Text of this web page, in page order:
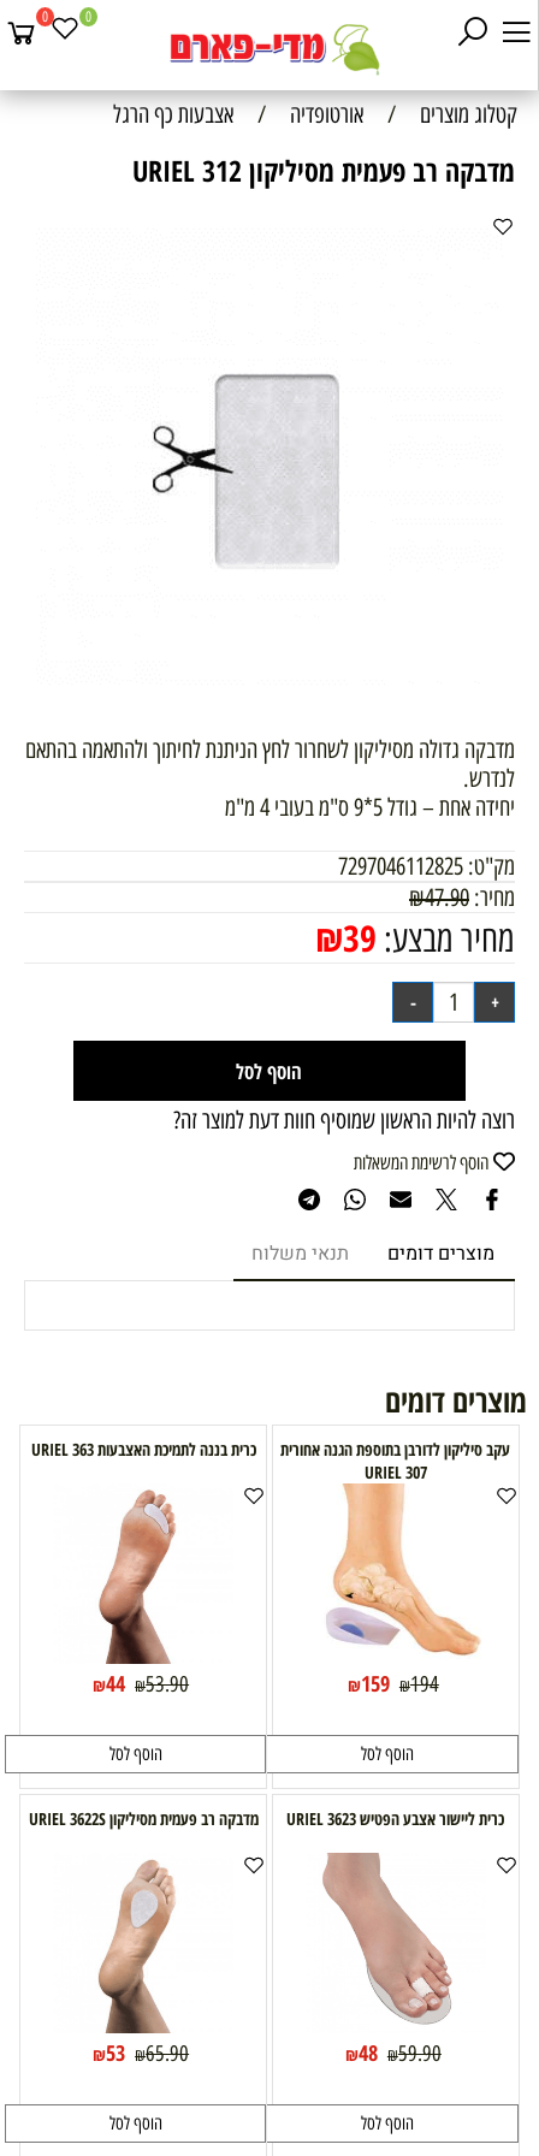
0 0
קטלוג מוצרים / אורטופדיה / אצבעות כף הרגל
מדבקה רב פעמית מסיליקון URIEL 312
מדבקה גדולה מסיליקון לשחרור לחץ הניתנת לחיתוך ולהתאמה בהתאם
לנדרש.
יחידה אחת – גודל 5*9 ס"מ בעובי 4 מ"מ
מק"ט: 7297046112825
מחיר:
₪47.90
מחיר מבצע: ₪39
הוסף לסל
רוצה להיות הראשון שמוסיף חוות דעת למוצר זה?
הוסף לרשימת המשאלות
מוצרים דומים תנאי משלוח
מוצרים דומים
עקב סיליקון לדורבן בתוספת הגנה אחורית
URIEL 307
₪194
₪159
הוסף לסל
כרית בננה לתמיכת האצבעות 363 URIEL
₪53.90
₪44
הוסף לסל
כרית ליישור אצבע הפטיש URIEL 3623
₪59.90
₪48
הוסף לסל
מדבקה רב פעמית מסיליקון URIEL 3622S
₪65.90
₪53
הוסף לסל